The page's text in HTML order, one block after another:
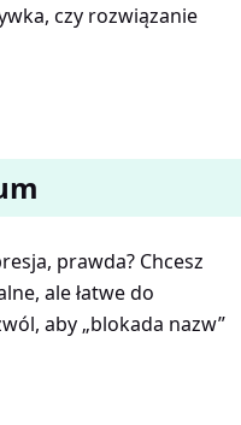
czy rozwiązanie
prawda? Chcesz
ale łatwe do
aby „blokada nazw”